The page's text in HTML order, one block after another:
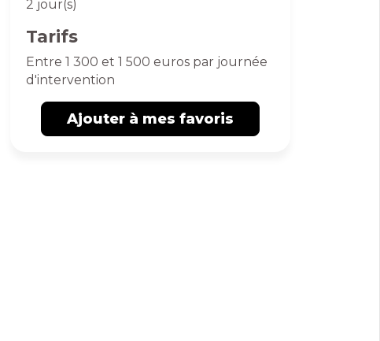
2 jour(s)
Tarifs
Entre 1 300 et 1 500 euros par journée
d'intervention
Ajouter à mes favoris